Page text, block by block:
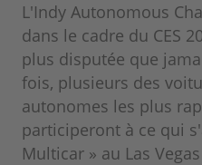
L'Indy Autonomous
dans le cadre du CES
plus disputée que
fois, plusieurs des
autonomes les plus
participeront à ce qui
Multicar » au Las